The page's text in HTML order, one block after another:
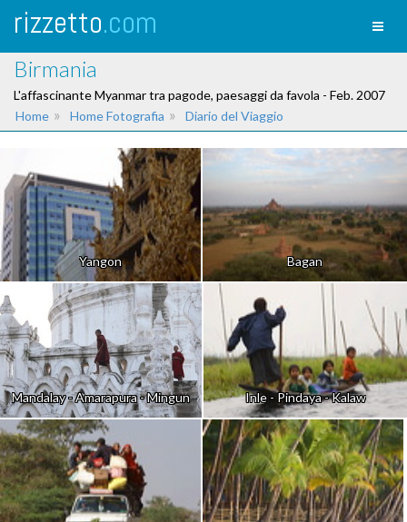
rizzetto.com
Birmania
L'affascinante Myanmar tra pagode, paesaggi da favola - Feb. 2007
Home » Home Fotografia » Diario del Viaggio
Yangon Bagan
Mandalay - Amarapura - Mingun Inle - Pindaya - Kalaw